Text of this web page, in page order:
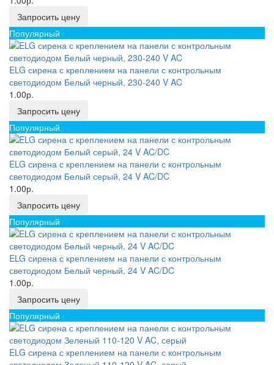
Запросить цену
Популярный
ELG сирена с креплением на панели с контрольным
светодиодом Белый черный, 230-240 V AC
1.00р.
Запросить цену
Популярный
ELG сирена с креплением на панели с контрольным
светодиодом Белый серый, 24 V AC/DC
1.00р.
Запросить цену
Популярный
ELG сирена с креплением на панели с контрольным
светодиодом Белый черный, 24 V AC/DC
1.00р.
Запросить цену
Популярный
ELG сирена с креплением на панели с контрольным